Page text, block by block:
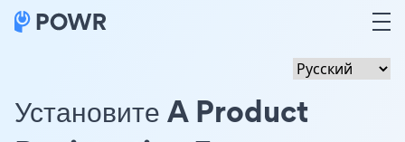
Установите A Product